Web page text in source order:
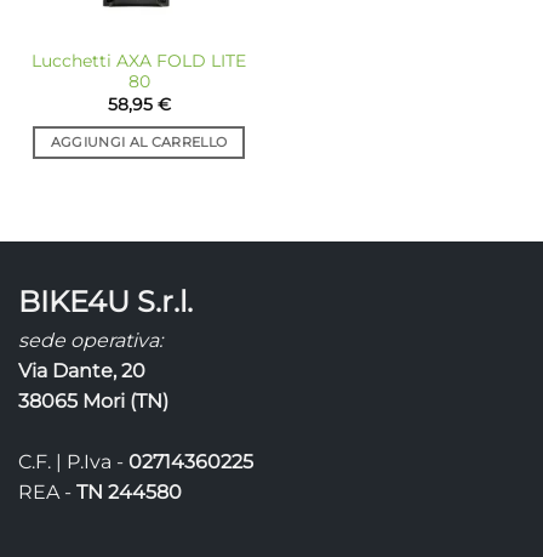
Lucchetti AXA FOLD LITE
80
58,95 €
AGGIUNGI AL CARRELLO
BIKE4U S.r.l.
sede operativa:
Via Dante, 20
38065 Mori (TN)
C.F. | P.Iva - 02714360225
REA - TN 244580